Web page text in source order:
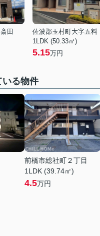
田
佐波郡玉村町大字五料
1LDK (50.33㎡)
5.15万円
いる物件
前橋市総社町２丁目
1LDK (39.74㎡)
4.5万円